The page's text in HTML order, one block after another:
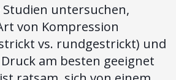
untersuchen,
von Kompression
vs. rundgestrickt) und
am besten geeignet